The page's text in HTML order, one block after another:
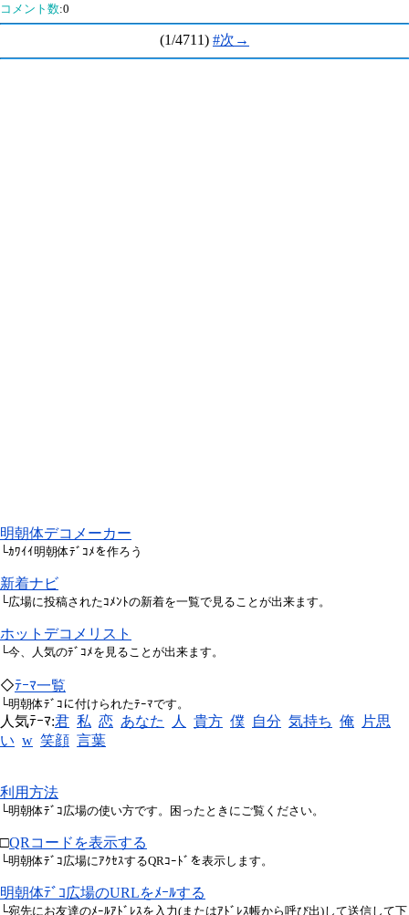
コメント数:0
(1/4711) #次→
明朝体デコメーカー
└ｶﾜｲｲ明朝体ﾃﾞｺﾒを作ろう
新着ナビ
└広場に投稿されたｺﾒﾝﾄの新着を一覧で見ることが出来ます。
ホットデコメリスト
└今、人気のﾃﾞｺﾒを見ることが出来ます。
◇ﾃｰﾏ一覧
└明朝体ﾃﾞｺに付けられたﾃｰﾏです。
人気ﾃｰﾏ:君 私 恋 あなた 人 貴方 僕 自分 気持ち 俺
片思
い w 笑顔 言葉
利用方法
└明朝体ﾃﾞｺ広場の使い方です。困ったときにご覧ください。
□QRコードを表示する
└明朝体ﾃﾞｺ広場にｱｸｾｽするQRｺｰﾄﾞを表示します。
明朝体ﾃﾞｺ広場のURLをﾒｰﾙする
└宛先にお友達のﾒｰﾙｱﾄﾞﾚｽを入力(またはｱﾄﾞﾚｽ帳から呼び出)して送信して下